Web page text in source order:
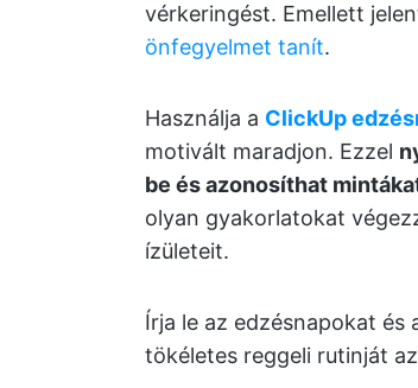
vérkeringést. Emellett
önfegyelmet tanít.
Használja a ClickUp
motivált maradjon. Ezzel
be és azonosíthat
olyan gyakorlatokat
ízületeit.
Írja le az edzésnapokat és
tökéletes reggeli rutinját